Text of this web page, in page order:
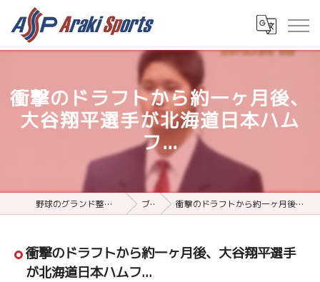
衝撃のドラフトから約一ヶ月後、
大谷翔平選手が北海道日本ハム
フ...
野球のグランド整備用品ならアラキスポーツ ブログ 衝撃のドラフトから約一ヶ月後、大谷翔平選手が北海道日本ハムフ...
衝撃のドラフトから約一ヶ月後、大谷翔平選手
が北海道日本ハムフ...